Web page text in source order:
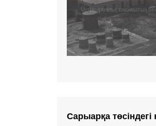
Сарыарқа төсіндегі